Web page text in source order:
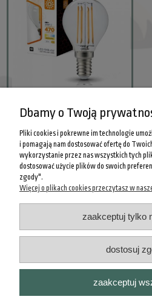
4W E14 3000K
9,00 zł
do koszyka
POMOC
INFORMACJE
MOJE
Dbamy o Twoją
Pliki cookies i pokrewne im technologie
i pomagają nam dostosować ofertę do
wykorzystanie przez nas wszystkich tych
dostosować użycie plików do swoich
zgody".
Więcej o plikach cookies przeczytasz w
zaakceptuj tylko
dostosuj
zaakceptuj